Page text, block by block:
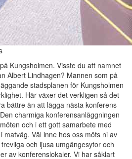
Kungsholmen. Visste du att namnet
Albert Lindhagen? Mannen som på
stadsplanen för Kungsholmen
Här växer det verkligen så det
bättre än att lägga nästa konferens
charmiga konferensanläggningen
och i ett gott samarbete med
matväg. Väl inne hos oss möts ni av
och ljusa umgängesytor och
av konferenslokaler. Vi har såklart